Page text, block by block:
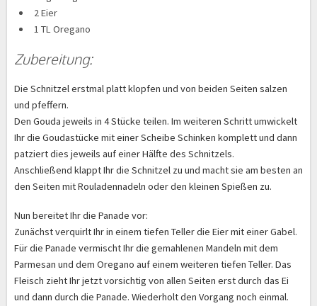
2 Eier
1 TL Oregano
Zubereitung:
Die Schnitzel erstmal platt klopfen und von beiden Seiten salzen
und pfeffern.
Den Gouda jeweils in 4 Stücke teilen. Im weiteren Schritt umwickelt
Ihr die Goudastücke mit einer Scheibe Schinken komplett und dann
patziert dies jeweils auf einer Hälfte des Schnitzels.
Anschließend klappt Ihr die Schnitzel zu und macht sie am besten an
den Seiten mit Rouladennadeln oder den kleinen Spießen zu.
Nun bereitet Ihr die Panade vor:
Zunächst verquirlt Ihr in einem tiefen Teller die Eier mit einer Gabel.
Für die Panade vermischt Ihr die gemahlenen Mandeln mit dem
Parmesan und dem Oregano auf einem weiteren tiefen Teller. Das
Fleisch zieht Ihr jetzt vorsichtig von allen Seiten erst durch das Ei
und dann durch die Panade. Wiederholt den Vorgang noch einmal.